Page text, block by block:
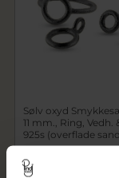
Sølv oxyd
11 mm., Ring, Vedh.
925s (overflade
1.440,00 kr
1.152,00 kr